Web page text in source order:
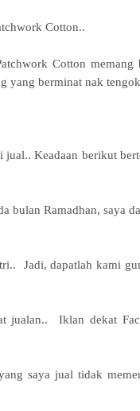
Cotton..
Cotton memang
yang berminat nak
Keadaan berikut
bulan Ramadhan, saya
Jadi, dapatlah kami
jualan.. Iklan dekat
saya jual tidak